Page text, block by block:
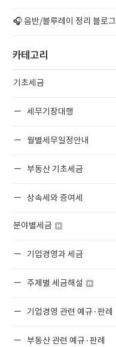
🎧 음반/블루레이 정리 블로그
카테고리
기초세금
세무기장대행
월별세무일정안내
부동산 기초세금
상속세와 증여세
분야별세금
기업경영과 세금
주제별 세금해설
기업경영 관련 예규·판례
부동산 관련 예규·판례